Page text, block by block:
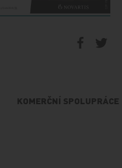
KOMERČNÍ SPOLUPRÁCE